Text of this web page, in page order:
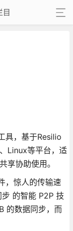
目
具，基于Resilio
Linux等平台，适
享协助使用。
，惊人的传输速
的智能 P2P 技
的数据同步，而